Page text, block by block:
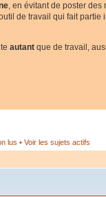
, en évitant de poster
de travail qui fait
autant que de travail,
lus • Voir les sujets actifs